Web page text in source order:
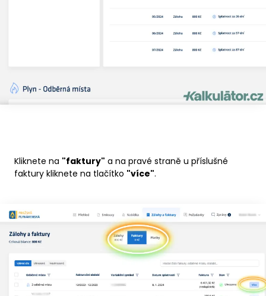
Kliknete na "faktury" a na pravé straně u příslušné
faktury kliknete na tlačítko "více".